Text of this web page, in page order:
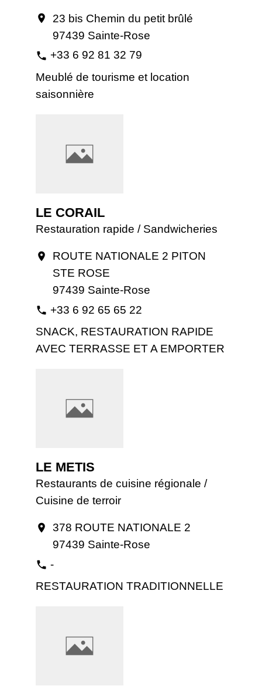
location_on
23 bis Chemin du petit brûlé
97439 Sainte-Rose
phone +33 6 92 81 32 79
Meublé de tourisme et location
saisonnière
LE CORAIL
Restauration rapide / Sandwicheries
location_on
ROUTE NATIONALE 2 PITON
STE ROSE
97439 Sainte-Rose
phone +33 6 92 65 65 22
SNACK, RESTAURATION RAPIDE
AVEC TERRASSE ET A EMPORTER
LE METIS
Restaurants de cuisine régionale /
Cuisine de terroir
location_on
378 ROUTE NATIONALE 2
97439 Sainte-Rose
phone -
RESTAURATION TRADITIONNELLE